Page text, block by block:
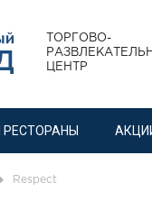
ТОРГОВО-
ЦЕНТР
РЕСТОРАНЫ
Respect